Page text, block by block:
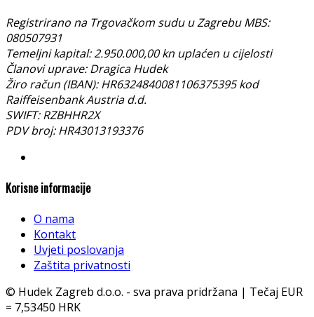
Registrirano na Trgovačkom sudu u Zagrebu MBS:
080507931
Temeljni kapital: 2.950.000,00 kn uplaćen u cijelosti
Članovi uprave: Dragica Hudek
Žiro račun (IBAN): HR6324840081106375395 kod
Raiffeisenbank Austria d.d.
SWIFT: RZBHHR2X
PDV broj: HR43013193376
Korisne informacije
O nama
Kontakt
Uvjeti poslovanja
Zaštita privatnosti
© Hudek Zagreb d.o.o. - sva prava pridržana | Tečaj EUR
= 7,53450 HRK